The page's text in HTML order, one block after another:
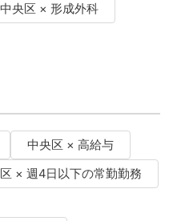
中央区 × 形成外科
中央区 × 高給与
× 週4日以下の常勤勤務